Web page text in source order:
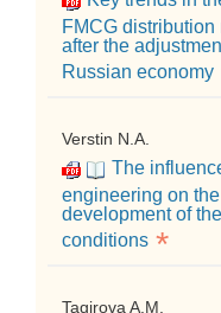
FMCG
after the
Russian economy
Verstin N.A.
The
engineering on
development of
conditions *
Tagirova A.M.